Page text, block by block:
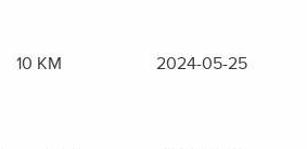
10 KM 2024-05-25